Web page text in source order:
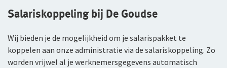
Salariskoppeling bij De Goudse
Wij bieden je de mogelijkheid om je salarispakket te
koppelen aan onze administratie via de salariskoppeling. Zo
worden vrijwel al je werknemersgegevens automatisch